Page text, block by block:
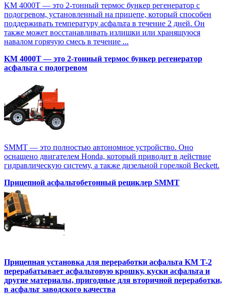
KM 4000T — это 2-тонный термос бункер регенератор с
подогревом, установленный на прицепе, который способен
поддерживать температуру асфальта в течение 2 дней. Он
также может восстанавливать излишки или хранящуюся
навалом горячую смесь в течение ...
KM 4000T — это 2-тонный термос бункер регенератор
асфальта с подогревом
SMMT — это полностью автономное устройство. Оно
оснащено двигателем Honda, который приводит в действие
гидравлическую систему, а также дизельной горелкой Beckett.
Прицепной асфальтобетонный рециклер SMMT
Прицепная установка для переработки асфальта KM T-2
перерабатывает асфальтовую крошку, куски асфальта и
другие материалы, пригодные для вторичной переработки,
в асфальт заводского качества